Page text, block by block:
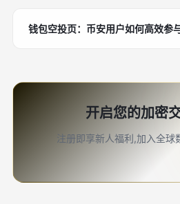
钱包空投页：币安用户如何高效参
开启您的加密
注册即享新人福利,加入全球